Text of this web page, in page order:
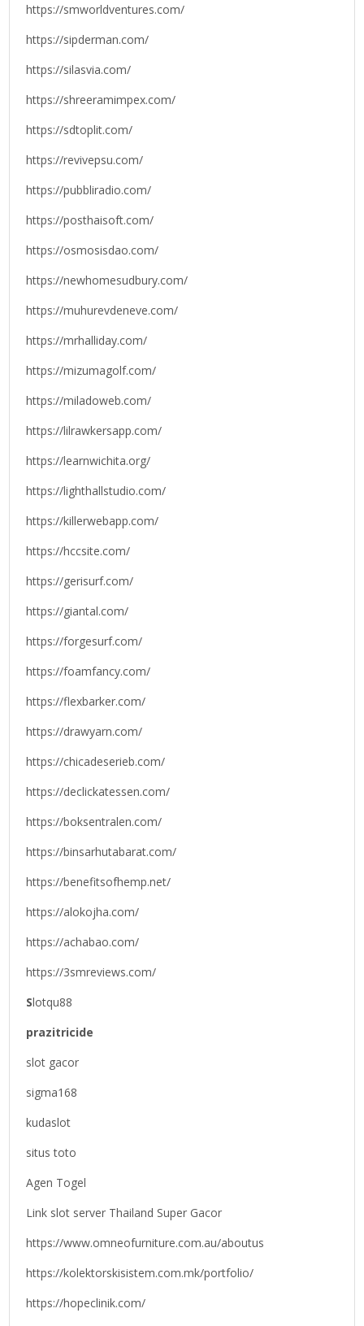
https://smworldventures.com/
https://sipderman.com/
https://silasvia.com/
https://shreeramimpex.com/
https://sdtoplit.com/
https://revivepsu.com/
https://pubbliradio.com/
https://posthaisoft.com/
https://osmosisdao.com/
https://newhomesudbury.com/
https://muhurevdeneve.com/
https://mrhalliday.com/
https://mizumagolf.com/
https://miladoweb.com/
https://lilrawkersapp.com/
https://learnwichita.org/
https://lighthallstudio.com/
https://killerwebapp.com/
https://hccsite.com/
https://gerisurf.com/
https://giantal.com/
https://forgesurf.com/
https://foamfancy.com/
https://flexbarker.com/
https://drawyarn.com/
https://chicadeserieb.com/
https://declickatessen.com/
https://boksentralen.com/
https://binsarhutabarat.com/
https://benefitsofhemp.net/
https://alokojha.com/
https://achabao.com/
https://3smreviews.com/
Slotqu88
prazitricide
slot gacor
sigma168
kudaslot
situs toto
Agen Togel
Link slot server Thailand Super Gacor
https://www.omneofurniture.com.au/aboutus
https://kolektorskisistem.com.mk/portfolio/
https://hopeclinik.com/